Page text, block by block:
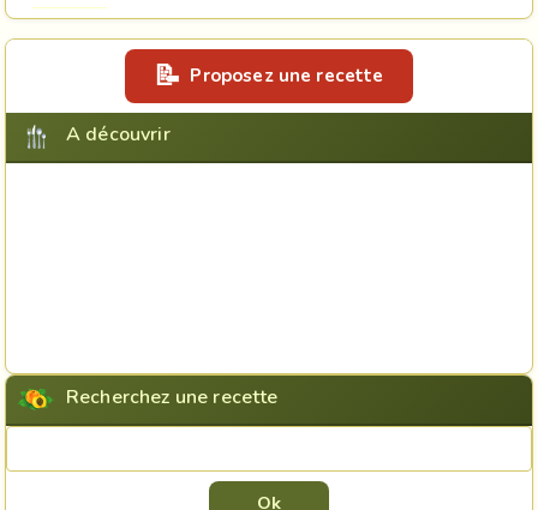
Proposez une recette
A découvrir
Recherchez une recette